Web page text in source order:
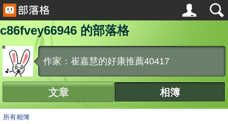
c86fvey66946 的部落格
作家：崔嘉慧的好康推薦40417
文章 相簿
所有相簿